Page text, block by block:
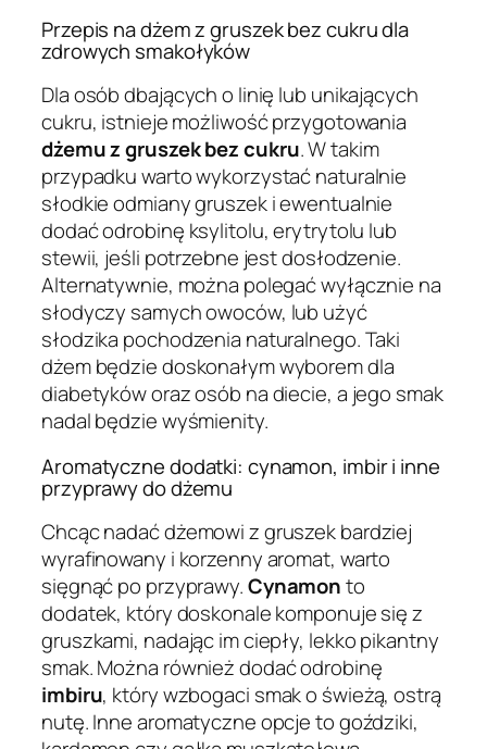
Przepis na dżem z gruszek bez cukru dla
zdrowych smakołyków
Dla osób dbających o linię lub unikających
cukru, istnieje możliwość przygotowania
dżemu z gruszek bez cukru. W takim
przypadku warto wykorzystać naturalnie
słodkie odmiany gruszek i ewentualnie
dodać odrobinę ksylitolu, erytrytolu lub
stewii, jeśli potrzebne jest dosłodzenie.
Alternatywnie, można polegać wyłącznie na
słodyczy samych owoców, lub użyć
słodzika pochodzenia naturalnego. Taki
dżem będzie doskonałym wyborem dla
diabetyków oraz osób na diecie, a jego smak
nadal będzie wyśmienity.
Aromatyczne dodatki: cynamon, imbir i inne
przyprawy do dżemu
Chcąc nadać dżemowi z gruszek bardziej
wyrafinowany i korzenny aromat, warto
sięgnąć po przyprawy.Cynamonto
dodatek, który doskonale komponuje się z
gruszkami, nadając im ciepły, lekko pikantny
smak. Można również dodać odrobinę
imbiru, który wzbogaci smak o świeżą, ostrą
nutę. Inne aromatyczne opcje to goździki,